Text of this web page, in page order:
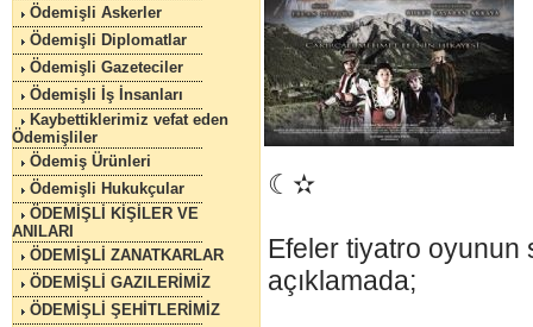
Ödemişli Askerler
Ödemişli Diplomatlar
Ödemişli Gazeteciler
Ödemişli İş İnsanları
Kaybettiklerimiz vefat eden
Ödemişliler
Ödemiş Ürünleri
Ödemişli Hukukçular
ÖDEMİŞLİ KİŞİLER VE
ANILARI
ÖDEMİŞLİ ZANATKARLAR
ÖDEMİŞLİ GAZILERİMİZ
ÖDEMİŞLİ ŞEHİTLERİMİZ
☾✫
Efeler tiyatro oyunun
açıklamada;